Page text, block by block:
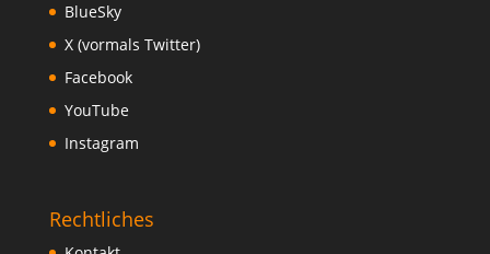
BlueSky
X (vormals Twitter)
Facebook
YouTube
Instagram
Rechtliches